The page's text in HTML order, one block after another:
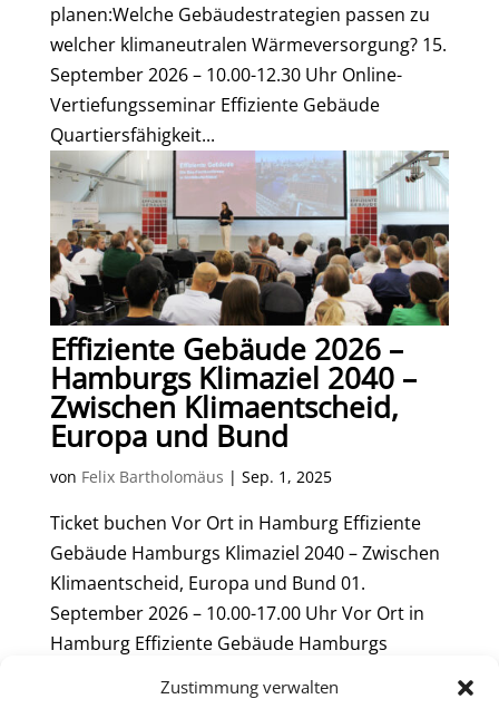
Zustimmung verwalten
planen:Welche Gebäudestrategien passen zu
welcher klimaneutralen Wärmeversorgung? 15.
September 2026 – 10.00-12.30 Uhr Online-
Vertiefungsseminar Effiziente Gebäude
Quartiersfähigkeit...
Effiziente Gebäude 2026 –
Hamburgs Klimaziel 2040 –
Zwischen Klimaentscheid,
Europa und Bund
von Felix Bartholomäus | Sep. 1, 2025
Ticket buchen Vor Ort in Hamburg Effiziente
Gebäude Hamburgs Klimaziel 2040 – Zwischen
Klimaentscheid, Europa und Bund 01.
September 2026 – 10.00-17.00 Uhr Vor Ort in
Hamburg Effiziente Gebäude Hamburgs